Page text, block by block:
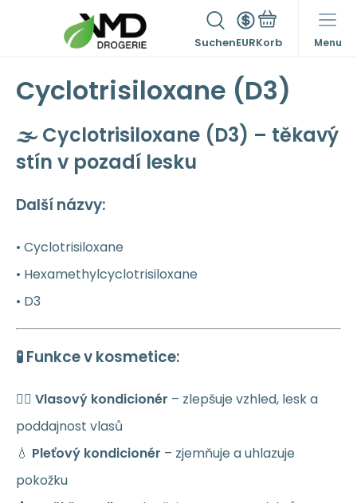
SuchenEUR Menu
Cyclotrisiloxane (D3)
🌫️ Cyclotrisiloxane (D3) – těkavý
stín v pozadí lesku
Další názvy:
• Cyclotrisiloxane
• Hexamethylcyclotrisiloxane
• D3
🧪 Funkce v kosmetice:
💇‍♀️ Vlasový kondicionér – zlepšuje vzhled, lesk a
poddajnost vlasů
💧 Pleťový kondicionér – zjemňuje a uhlazuje
pokožku